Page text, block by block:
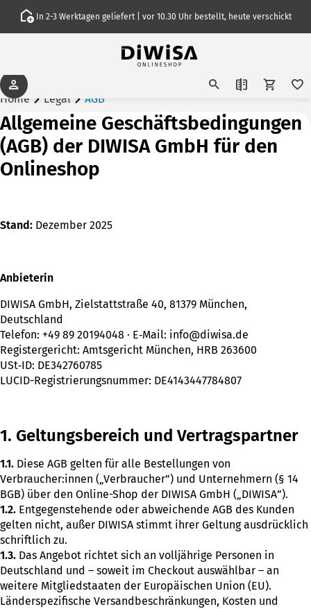
In 2-3 Werktagen geliefert | vor 10.30 Uhr bestellt, heute verschickt
Home Legal AGB
Allgemeine Geschäftsbedingungen
(AGB) der DIWISA GmbH für den
Onlineshop
Stand: Dezember 2025
Anbieterin
DIWISA GmbH, Zielstattstraße 40, 81379 München,
Deutschland
Telefon: +49 89 20194048 · E‑Mail: info@diwisa.de
Registergericht: Amtsgericht München, HRB 263600
USt‑ID: DE342760785
LUCID-Registrierungsnummer: DE4143447784807
1. Geltungsbereich und Vertragspartner
1.1. Diese AGB gelten für alle Bestellungen von
Verbraucher:innen („Verbraucher”) und Unternehmern (§ 14
BGB) über den Online-Shop der DIWISA GmbH („DIWISA”).
1.2. Entgegenstehende oder abweichende AGB des Kunden
gelten nicht, außer DIWISA stimmt ihrer Geltung ausdrücklich
schriftlich zu.
1.3. Das Angebot richtet sich an volljährige Personen in
Deutschland und – soweit im Checkout auswählbar – an
weitere Mitgliedstaaten der Europäischen Union (EU).
Länderspezifische Versandbeschränkungen, Kosten und